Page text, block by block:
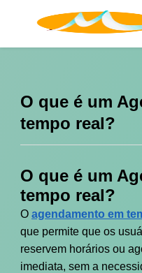
Glossário
Política de
O que é um
tempo real?
O que é um
tempo real?
O agendamento em
que permite que os
reservem horários ou
imediata, sem a